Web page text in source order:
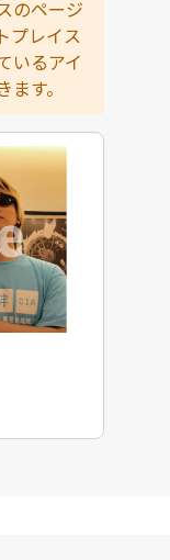
のページ
プレイス
いるアイ
す。